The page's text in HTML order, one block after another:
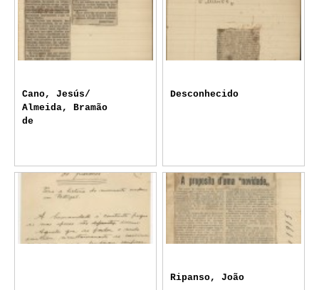
Cano, Jesús/
Almeida, Bramão
de
Desconhecido
Ripanso, João